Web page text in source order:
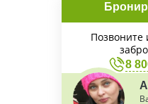
Позвоните
8